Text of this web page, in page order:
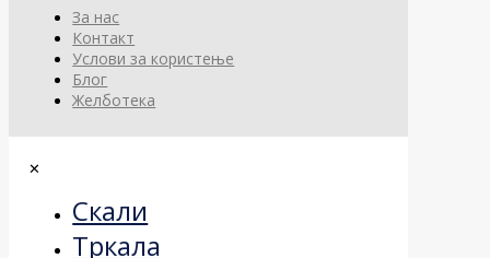
За нас
Контакт
Услови за користење
Блог
Желботека
✕
Скали
Тркала